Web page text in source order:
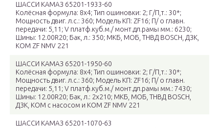
ШАССИ КАМАЗ 65201-1933-60
Колёсная формула: 8х4; Тип ошиновки: 2; Г/П,т.: 30*;
Мощность двиг. л.с.: 360; Модель КП: ZF16; П/ о главн.
передачи: 5,11; V платф.куб.м./ монт.дл.рамы мм.: 6230;
Шины: 12.00R20; Бак, л.: 350; МКБ, МОБ, ТНВД BOSCH, ДЗК,
КОМ ZF NMV 221
ШАССИ КАМАЗ 65201-1950-60
Колёсная формула: 8х4; Тип ошиновки: 2; Г/П,т.: 30*;
Мощность двиг. л.с.: 360; Модель КП: ZF16; П/ о главн.
передачи: 5,11; V платф.куб.м./ монт.дл.рамы мм.: 7430;
Шины: 12.00R20; Бак, л.: 2х210; МКБ, МОБ, ТНВД BOSCH,
ДЗК, КОМ c насосом и КОМ ZF NMV 221
ШАССИ КАМАЗ 65201-1070-63